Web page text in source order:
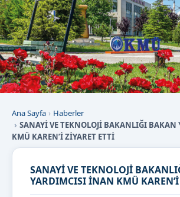
Ana Sayfa
Haberler
SANAYİ VE TEKNOLOJİ BAKANLIĞI
KMÜ KAREN’İ ZİYARET ETTİ
SANAYİ VE TEKNOLOJİ
YARDIMCISI İNAN KMÜ KAREN’İ